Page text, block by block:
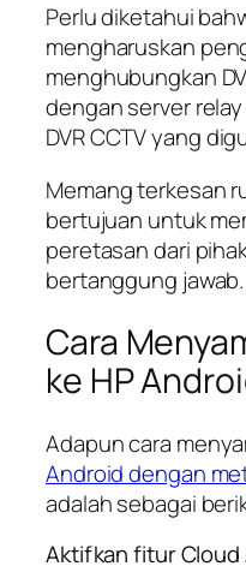
Perlu diketahui
mengharuskan
menghubungkan
dengan server
DVR CCTV yang
Memang terkesan
bertujuan untuk
peretasan dari
bertanggung jawab.
Cara
ke HP
Adapun cara
Android dengan
adalah sebagai
Aktifkan fitur Cloud